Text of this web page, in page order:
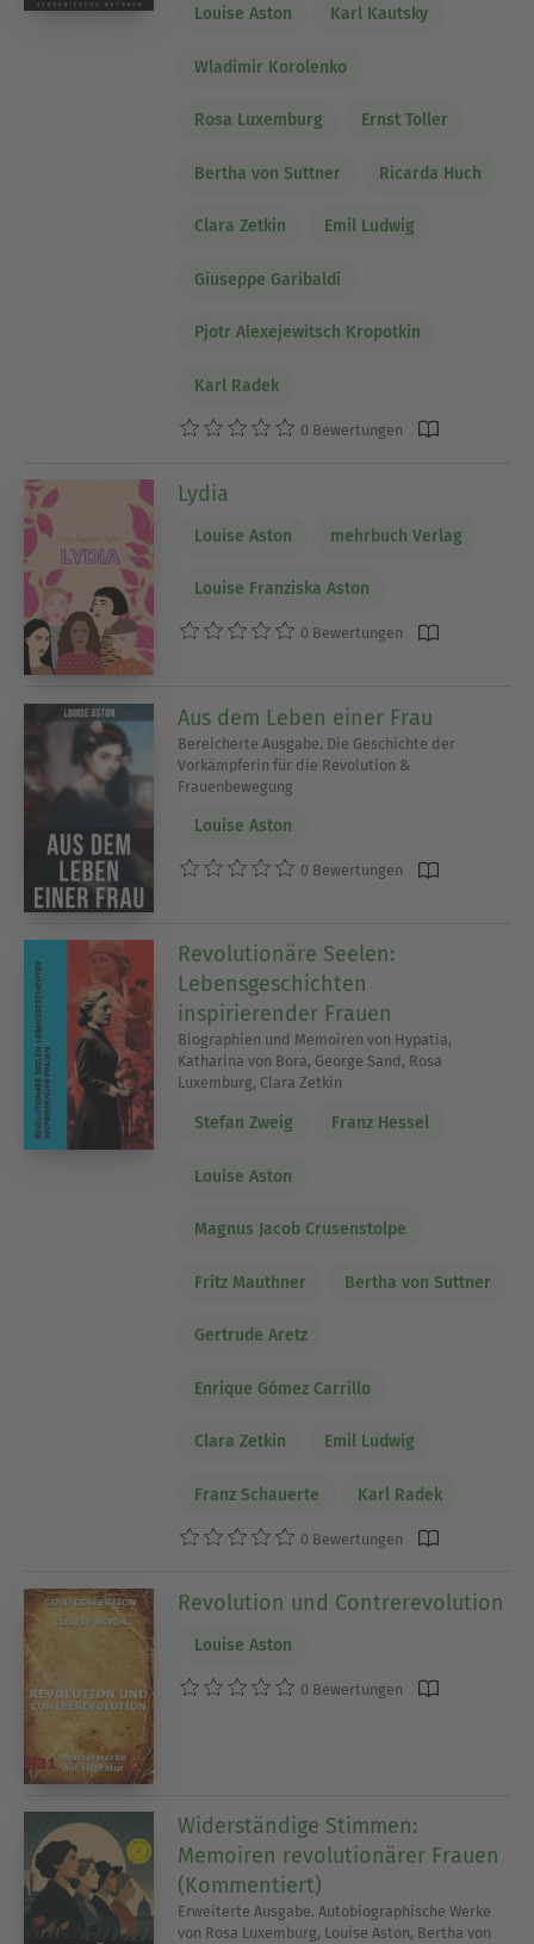
Louise Aston Karl Kautsky
Wladimir Korolenko
Rosa Luxemburg Ernst Toller
Bertha von Suttner Ricarda Huch
Clara Zetkin Emil Ludwig
Giuseppe Garibaldi
Pjotr Alexejewitsch Kropotkin
Karl Radek
0 Bewertungen
Lydia
Louise Aston mehrbuch Verlag
Louise Franziska Aston
0 Bewertungen
Aus dem Leben einer Frau
Bereicherte Ausgabe. Die Geschichte der
Vorkämpferin für die Revolution &
Frauenbewegung
Louise Aston
0 Bewertungen
Revolutionäre Seelen:
Lebensgeschichten
inspirierender Frauen
Biographien und Memoiren von Hypatia,
Katharina von Bora, George Sand, Rosa
Luxemburg, Clara Zetkin
Stefan Zweig Franz Hessel
Louise Aston
Magnus Jacob Crusenstolpe
Fritz Mauthner Bertha von Suttner
Gertrude Aretz
Enrique Gómez Carrillo
Clara Zetkin Emil Ludwig
Franz Schauerte Karl Radek
0 Bewertungen
Revolution und Contrerevolution
Louise Aston
0 Bewertungen
Widerständige Stimmen:
Memoiren revolutionärer Frauen
(Kommentiert)
Erweiterte Ausgabe. Autobiographische Werke
von Rosa Luxemburg, Louise Aston, Bertha von